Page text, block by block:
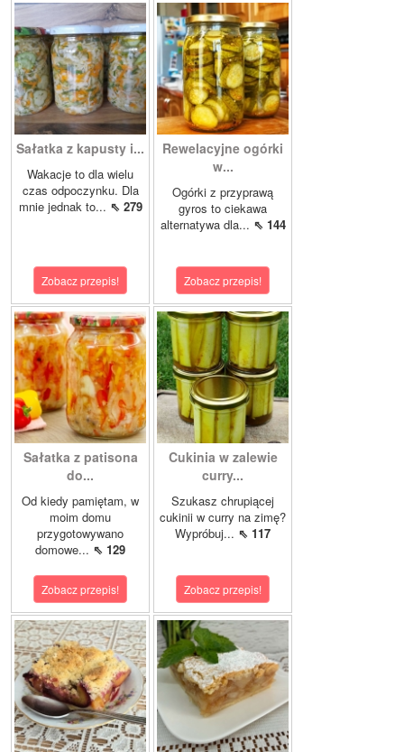
Sałatka z kapusty i...
Wakacje to dla wielu
czas odpoczynku. Dla
mnie jednak to... ⇖ 279
Zobacz przepis!
Rewelacyjne ogórki
w...
Ogórki z przyprawą
gyros to ciekawa
alternatywa dla... ⇖ 144
Zobacz przepis!
Sałatka z patisona
do...
Od kiedy pamiętam, w
moim domu
przygotowywano
domowe... ⇖ 129
Zobacz przepis!
Cukinia w zalewie
curry...
Szukasz chrupiącej
cukinii w curry na zimę?
Wypróbuj... ⇖ 117
Zobacz przepis!